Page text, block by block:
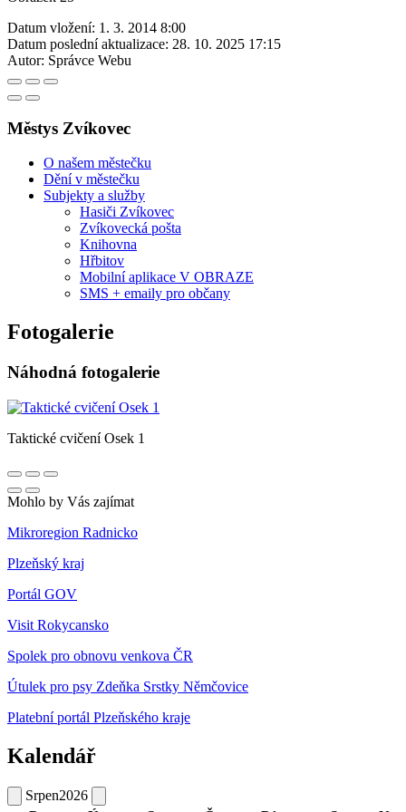
Datum vložení: 1. 3. 2014 8:00
Datum poslední aktualizace: 28. 10. 2025 17:15
Autor: Správce Webu
Městys Zvíkovec
O našem městečku
Dění v městečku
Subjekty a služby
Hasiči Zvíkovec
Zvíkovecká pošta
Knihovna
Hřbitov
Mobilní aplikace V OBRAZE
SMS + emaily pro občany
Fotogalerie
Náhodná fotogalerie
Taktické cvičení Osek 1
Mohlo by Vás zajímat
Mikroregion Radnicko
Plzeňský kraj
Portál GOV
Visit Rokycansko
Spolek pro obnovu venkova ČR
Útulek pro psy Zdeňka Srstky Němčovice
Platební portál Plzeňského kraje
Kalendář
Srpen2026